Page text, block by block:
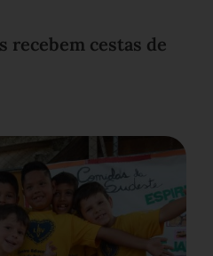
recebem cestas de